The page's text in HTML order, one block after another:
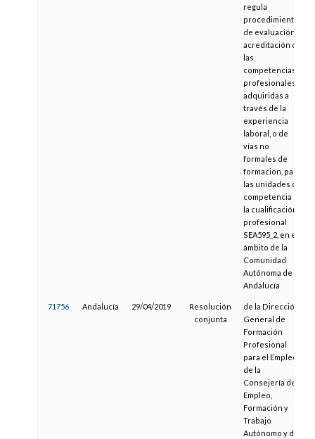
regula
procedimiento
de evaluación y
acreditación de
las
competencias
profesionales
adquiridas a
través de la
experiencia
laboral, o de
vías no
formales de
formación, para
las unidades de
competencia de
la cualificación
profesional
SEA595_2, en el
ámbito de la
Comunidad
Autónoma de
Andalucía
71756 Andalucía 29/04/2019
Resolución
conjunta
de la Dirección
General de
Formación
Profesional
para el Empleo
de la
Consejería de
Empleo,
Formación y
Trabajo
Autónomo y de